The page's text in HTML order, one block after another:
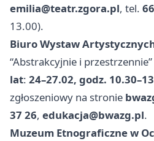
emilia@teatr.zgora.pl, tel.
13.00).
Biuro Wystaw
“Abstrakcyjnie i
lat: 24–27.02, godz.
zgłoszeniowy na stronie
37 26, edukacja@bwazg.pl.
Muzeum Etnograficzne w